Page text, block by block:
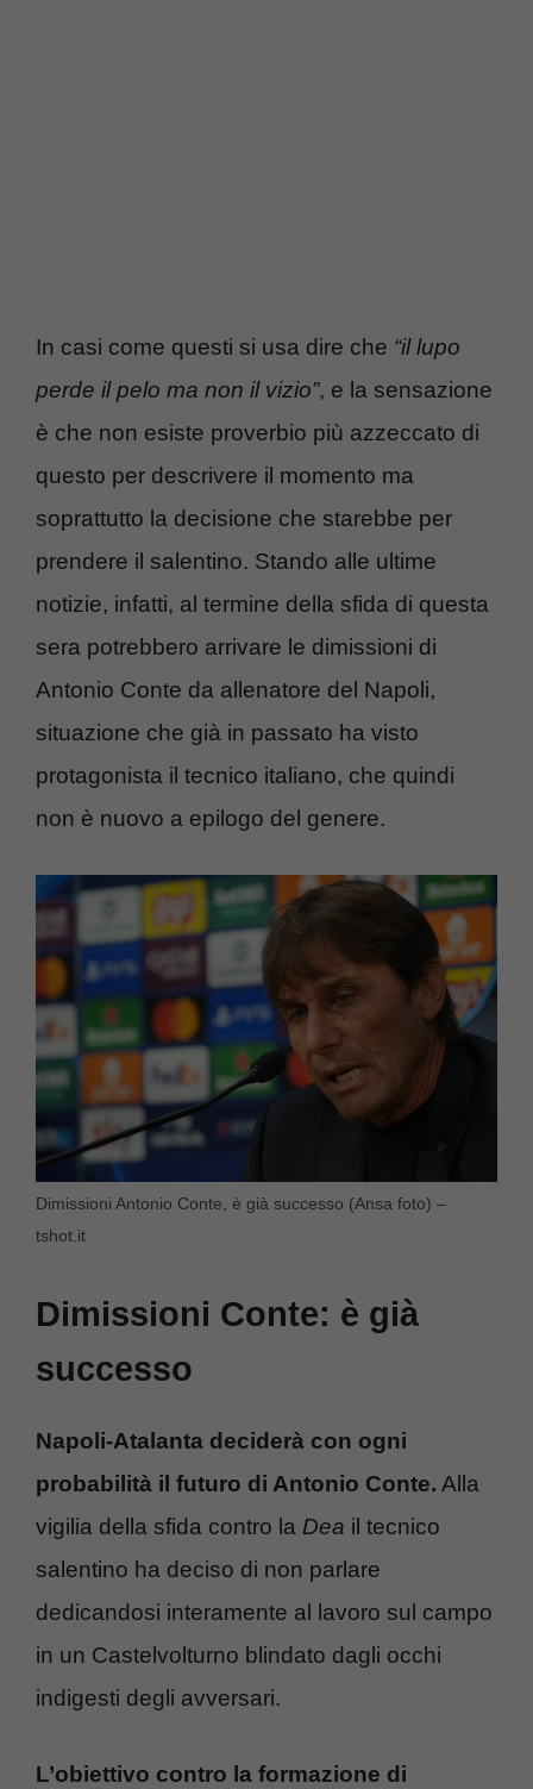
In casi come questi si usa dire che “il lupo
perde il pelo ma non il vizio”, e la sensazione
è che non esiste proverbio più azzeccato di
questo per descrivere il momento ma
soprattutto la decisione che starebbe per
prendere il salentino. Stando alle ultime
notizie, infatti, al termine della sfida di questa
sera potrebbero arrivare le dimissioni di
Antonio Conte da allenatore del Napoli,
situazione che già in passato ha visto
protagonista il tecnico italiano, che quindi
non è nuovo a epilogo del genere.
Dimissioni Antonio Conte, è già successo (Ansa foto) –
tshot.it
Dimissioni Conte: è già
successo
Napoli-Atalanta deciderà con ogni
probabilità il futuro di Antonio Conte. Alla
vigilia della sfida contro la Dea il tecnico
salentino ha deciso di non parlare
dedicandosi interamente al lavoro sul campo
in un Castelvolturno blindato dagli occhi
indigesti degli avversari.
L’obiettivo contro la formazione di